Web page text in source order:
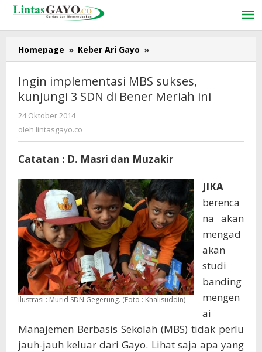
Lewati
konten
Homepage » Keber Ari Gayo »
implementasi
sukses,
kunjungi
Meriah
Ingin implementasi MBS sukses,
kunjungi 3 SDN di Bener Meriah ini
24 Oktober 2014
lintasgayo.co
oleh lintasgayo.co
Catatan : D. Masri dan Muzakir
Ilustrasi : Murid SDN Gegerung. (Foto : Khalisuddin)
JIKA
berenca
na akan
mengad
akan
studi
banding
mengen
ai
Manajemen Berbasis Sekolah (MBS) tidak perlu
jauh-jauh keluar dari Gayo. Lihat saja apa yang